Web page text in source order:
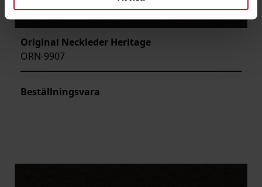
Original Neckleder Heritage
ORN-9907
Beställningsvara